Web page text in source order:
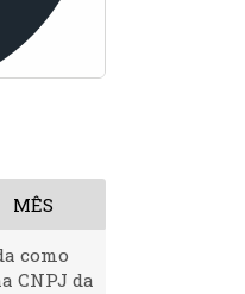
MÊS
como
CNPJ da